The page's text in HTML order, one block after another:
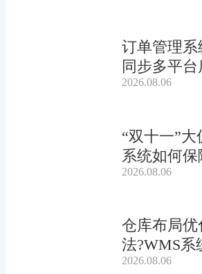
订单管理
同步多平
2026.08.06
“双十一”
系统如何
2026.08.06
仓库布局
法?WMS系
吗?
2026.08.06